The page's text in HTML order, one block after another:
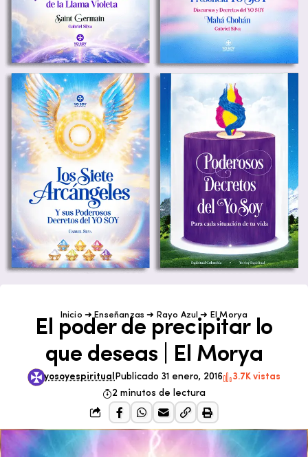
Inicio ➜ Enseñanzas ➜ Rayo Azul ➜ El Morya
El poder de precipitar lo
que deseas | El Morya
yosoyespiritual Publicado 31 enero, 2016
3.7K vistas
2 minutos de lectura